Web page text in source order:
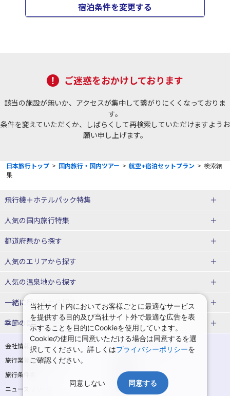
宿泊条件を変更する
ご迷惑をおかけしております
該当の施設が無いか、アクセスが集中して繋がりにくくなっておりま
す。
条件を変えていただくか、しばらくして再検索していただけますようお
願い申し上げます。
日本旅行トップ > 国内旅行・国内ツアー > 航空+宿泊セットプラン > 検索結
果
飛行機＋ホテルパック特集
赤い風船ダイナミックパッケージ
ＪＡＬで行く飛行機+ホテルパック
人気の国内旅行特集
東京ディズニーリゾート®への旅
ユニバーサル・スタジオ・ジャパ
都道府県から探す
北海道旅行・ツアー
東北
青森旅行・ツアー
岩手旅行・ツアー
宮城旅行・ツアー
秋田旅行・ツアー
山形旅行・ツアー
福島旅行・ツアー
関東
東京旅行・ツアー
神奈川旅行・ツアー
人気のエリアから探す
函館旅行 札幌旅行
仙台旅行
那須旅行
日光旅行
人気の温泉地から探す
北海道
湯の川温泉(北海道)
定山渓温泉(北海道)
十勝川温泉(北海道)
阿寒湖温泉(北海道)
洞爺湖温泉(北海道)
層雲峡温泉(北海道)
知床温泉(北海道)
一緒に行く人から探す
一人旅 国内版
家族・子連れ旅行 国内版
カップル・夫婦旅行 国内版
女子旅 国内版
卒業旅行・学生旅行 国内版
季節の国内旅行特集
桜・お花見特集
ゴールデンウィーク（GW）の国内
旅行
夏休み・お盆の国内旅行
7月の国内旅行
8月の国内旅行
9月の国内旅行
会社情報
プライバシーポリシー
旅行業登録票・約款
旅行条件書
商標について
ニュースリリース
採用情報
当社サイト内においてお客様ごとに最適なサービス
を提供する目的及び当社サイト外で最適な広告を表
示することを目的にCookieを使用しています。
Cookieの使用に同意いただける場合は同意するを選
択してください。詳しくはプライバシーポリシーを
ご確認ください。
同意しない 同意する